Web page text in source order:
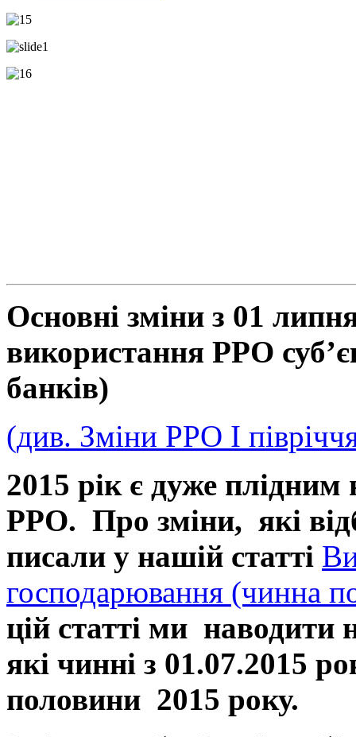
Основні зміни з 01
використання РРО
банків)
(див. Зміни РРО І
2015 рік є дуже плідним
РРО. Про зміни, які
писали у нашій статті
господарювання (чинна
цій статті ми наводити
які чинні з 01.07.2015
половини 2015 року.